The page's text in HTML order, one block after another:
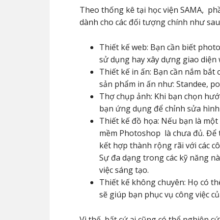
Theo thống kê tại học viện SAMA,
dành cho các đối tượng chính như
Thiết kế web: Bạn cần biết
sử dụng hay xây dựng giao
Thiết kế in ấn: Bạn cần nắm
sản phẩm in ấn như: Standee,
Thợ chụp ảnh: Khi bạn chọn
bạn ứng dụng để chỉnh sửa
Thiết kế đồ họa: Nếu bạn là
mềm Photoshop là chưa đủ.
kết hợp thành rộng rãi với các
Sự đa dạng trong các kỹ năng
việc sáng tạo.
Thiết kế không chuyên: Họ có
sẽ giúp bạn phục vụ công việc